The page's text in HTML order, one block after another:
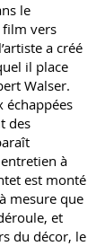
le
film vers
a créé
il place
Walser.
échappées
des
à
est monté
mesure que
et
du décor, le